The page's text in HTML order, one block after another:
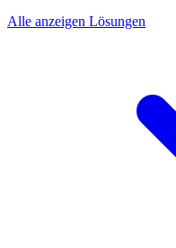
Alle anzeigen Lösungen